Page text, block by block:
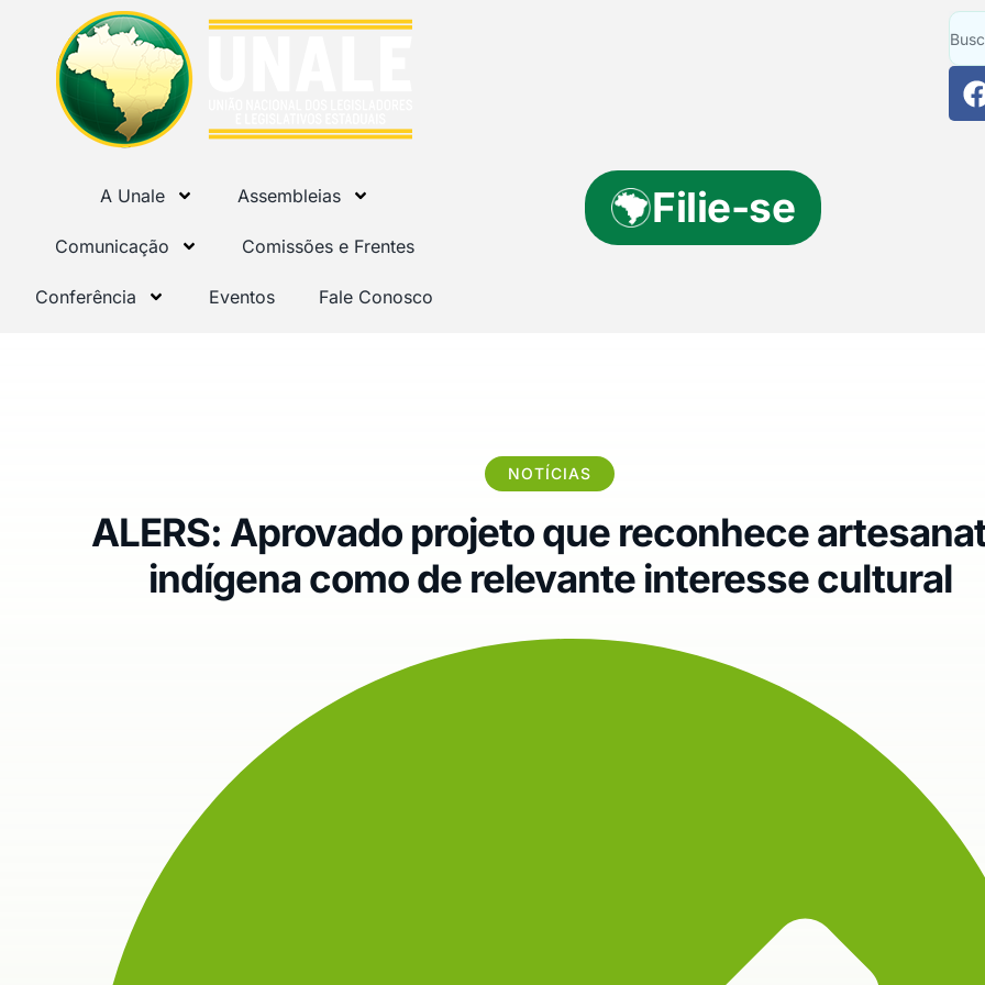
A Unale Assembleias
Comunicação Comissões e Frentes
Conferência Eventos Fale Conosco
Filie-se
NOTÍCIAS
ALERS: Aprovado projeto que reconhece
indígena como de relevante interesse cultural